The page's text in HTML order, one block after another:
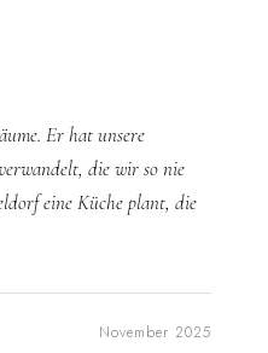
Er hat unsere
die wir so nie
eine Küche plant, die
November 2025